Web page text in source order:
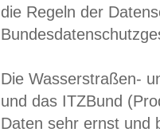
die Regeln der
Die Wasserstraßen-
und das ITZBund
Daten sehr ernst und